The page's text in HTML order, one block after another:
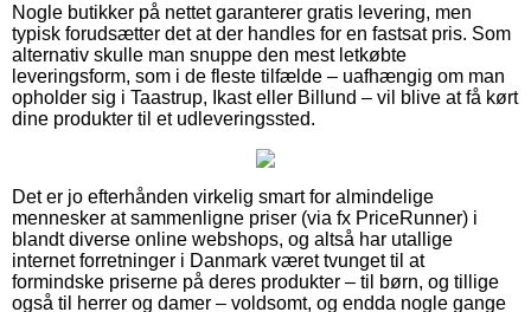
Nogle butikker på nettet garanterer gratis levering, men
typisk forudsætter det at der handles for en fastsat pris. Som
alternativ skulle man snuppe den mest letkøbte
leveringsform, som i de fleste tilfælde – uafhængig om man
opholder sig i Taastrup, Ikast eller Billund – vil blive at få kørt
dine produkter til et udleveringssted.
Det er jo efterhånden virkelig smart for almindelige
mennesker at sammenligne priser (via fx PriceRunner) i
blandt diverse online webshops, og altså har utallige
internet forretninger i Danmark været tvunget til at
formindske priserne på deres produkter – til børn, og tillige
også til herrer og damer – voldsomt, og endda nogle gange